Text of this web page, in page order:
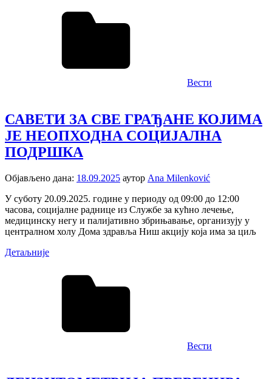
Вести
САВЕТИ ЗА СВЕ ГРАЂАНЕ КОЈИМА
ЈЕ НЕОПХОДНА СОЦИЈАЛНА
ПОДРШКА
Објављено дана: 18.09.2025 аутор Ana Milenković
У суботу 20.09.2025. године у периоду од 09:00 до 12:00
часова, социјалне раднице из Службе за кућно лечење,
медицинску негу и палијативно збрињавање, организују у
централном холу Дома здравља Ниш акцију која има за циљ
Детаљније
Вести